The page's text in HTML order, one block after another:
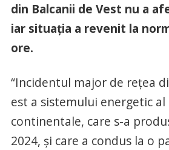
din Balcanii de Vest nu a
iar situația a revenit la
ore.
“Incidentul major de rețea
est a sistemului energetic al
continentale, care s-a
2024, și care a condus la o